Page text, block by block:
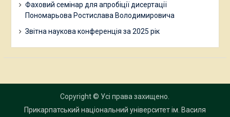
Фаховий семінар для апробіції дисертації
Пономарьова Ростислава Володимировича
Звітна наукова конференція за 2025 рік
Copyright © Усі права захищено.
Прикарпатський національний університет ім. Василя